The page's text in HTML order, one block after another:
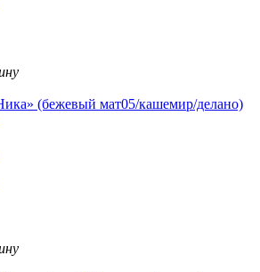
(бежевый мат05/кашемир/делано)